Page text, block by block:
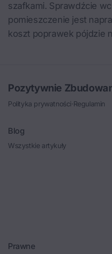
szafkami. Sprawdźcie
pomieszczenie jest
koszt poprawek pójdzie
Pozytywnie
Polityka prywatności·Regulamin
Blog
Wszystkie artykuły
Prawne